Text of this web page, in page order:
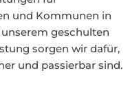
und Kommunen in
geschulten
sorgen wir dafür,
und passierbar sind.